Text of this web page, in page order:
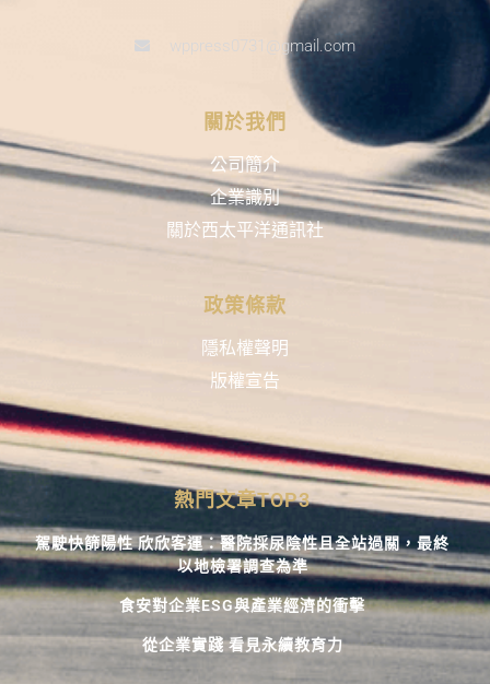
wppress0731@gmail.com
關於我們
公司簡介
企業識別
關於西太平洋通訊社
政策條款
隱私權聲明
版權宣告
熱門文章TOP3
駕駛快篩陽性 欣欣客運：醫院採尿陰性且全站過關，最終
以地檢署調查為準
食安對企業ESG與產業經濟的衝擊
從企業實踐 看見永續教育力